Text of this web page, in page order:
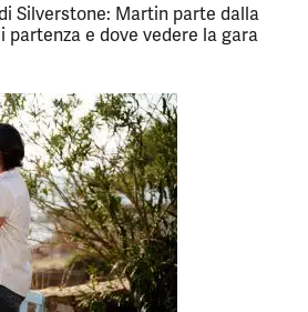
Silverstone: Martin parte dalla
partenza e dove vedere la gara